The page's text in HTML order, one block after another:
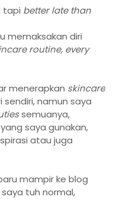
tapi better late than
memaksakan diri
routine, every
menerapkan skincare
namun saya
semuanya,
saya gunakan,
atau juga
mampir ke blog
tuh normal,